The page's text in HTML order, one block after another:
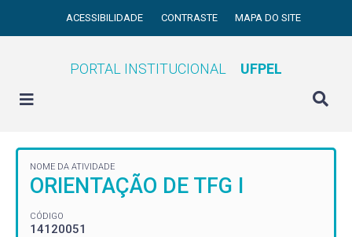
ACESSIBILIDADE CONTRASTE MAPA DO SITE
PORTAL INSTITUCIONAL UFPEL
NOME DA ATIVIDADE
ORIENTAÇÃO DE TFG I
CÓDIGO
14120051